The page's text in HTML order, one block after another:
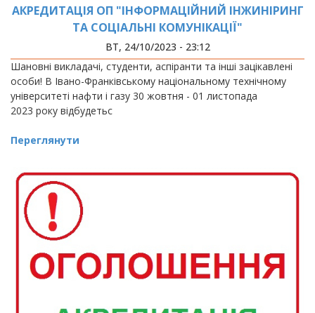
АКРЕДИТАЦІЯ ОП "ІНФОРМАЦІЙНИЙ ІНЖИНІРИНГ
ТА СОЦІАЛЬНІ КОМУНІКАЦІЇ"
ВТ, 24/10/2023 - 23:12
Шановні викладачі, студенти, аспіранти та інші зацікавлені
особи! В Івано-Франківському національному технічному
університеті нафти і газу 30 жовтня - 01 листопада
2023 року відбудетьс
Переглянути